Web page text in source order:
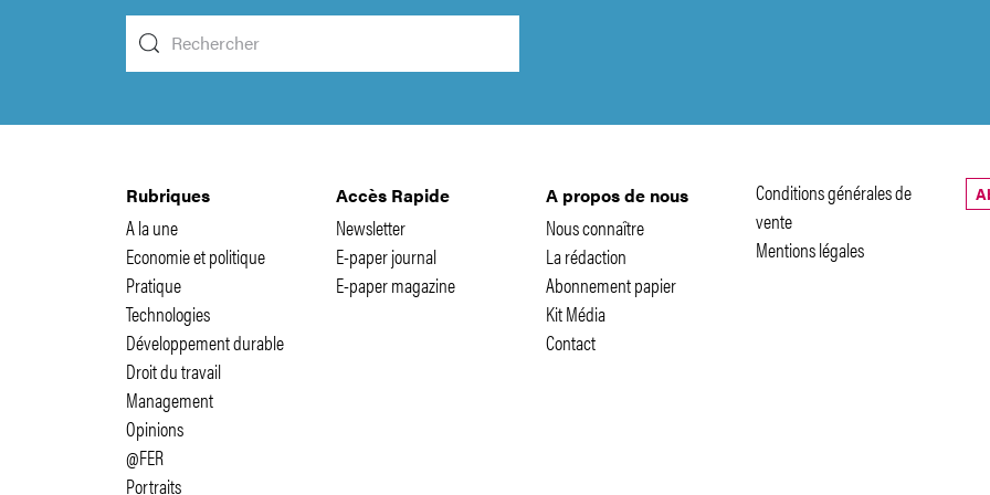
Rubriques
A la une
Economie et politique
Pratique
Technologies
Développement durable
Droit du travail
Management
Opinions
@FER
Portraits
Accès Rapide
Newsletter
E-paper journal
E-paper magazine
A propos de nous
Nous connaître
La rédaction
Abonnement papier
Kit Média
Contact
Conditions générales de
vente
Mentions légales